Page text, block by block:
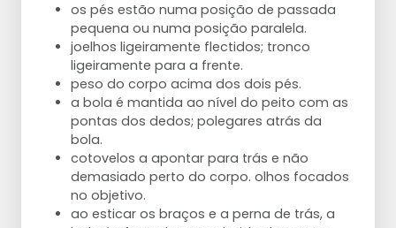
os pés estão numa posição de passada
pequena ou numa posição paralela.
joelhos ligeiramente flectidos; tronco
ligeiramente para a frente.
peso do corpo acima dos dois pés.
a bola é mantida ao nível do peito com as
pontas dos dedos; polegares atrás da
bola.
cotovelos a apontar para trás e não
demasiado perto do corpo. olhos focados
no objetivo.
ao esticar os braços e a perna de trás, a